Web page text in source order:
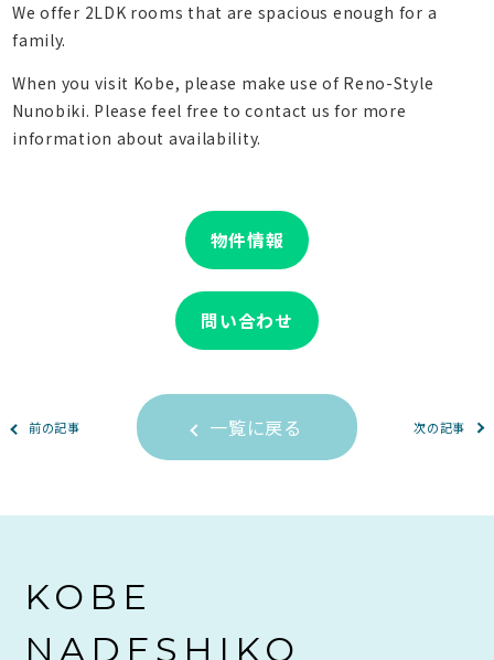
We offer 2LDK rooms that are spacious enough for a
family.
When you visit Kobe, please make use of Reno-Style
Nunobiki. Please feel free to contact us for more
information about availability.
物件情報
問い合わせ
前の記事 一覧に戻る 次の記事
KOBE
NADESHIKO